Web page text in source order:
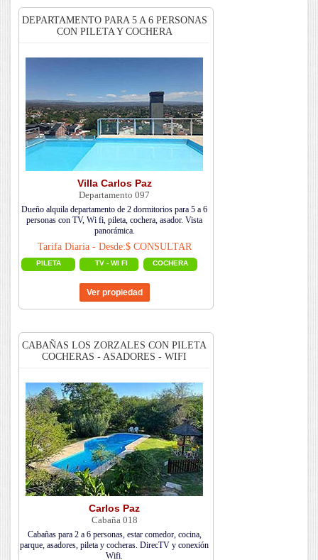
DEPARTAMENTO PARA 5 A 6 PERSONAS
CON PILETA Y COCHERA
Villa Carlos Paz
Departamento 097
Dueño alquila departamento de 2 dormitorios para 5 a 6
personas con TV, Wi fi, pileta, cochera, asador. Vista
panorámica.
Tarifa Diaria - Desde:$ CONSULTAR
PILETA TV - WI FI COCHERA
CABAÑAS LOS ZORZALES CON PILETA
COCHERAS - ASADORES - WIFI
Carlos Paz
Cabaña 018
Cabañas para 2 a 6 personas, estar comedor, cocina,
parque, asadores, pileta y cocheras. DirecTV y conexión
Wifi.